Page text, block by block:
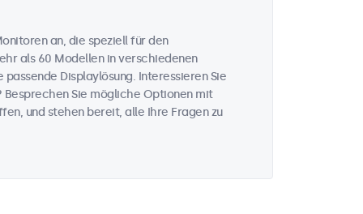
an, die speziell für den
als 60 Modellen in verschiedenen
Displaylösung. Interessieren Sie
Sie mögliche Optionen mit
und stehen bereit, alle Ihre Fragen zu